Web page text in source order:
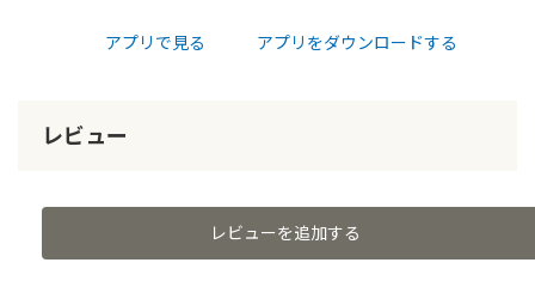
アプリで見る アプリをダウンロードする
レビュー
レビューを追加する